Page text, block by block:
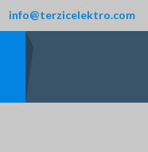
info@terzicelektro.com